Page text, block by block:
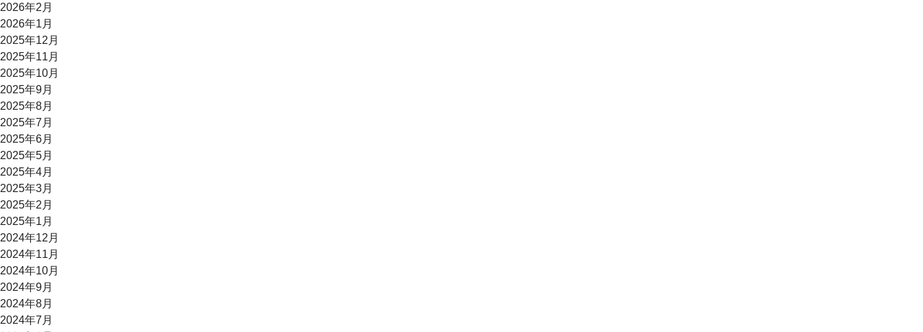
2026年2月
2026年1月
2025年12月
2025年11月
2025年10月
2025年9月
2025年8月
2025年7月
2025年6月
2025年5月
2025年4月
2025年3月
2025年2月
2025年1月
2024年12月
2024年11月
2024年10月
2024年9月
2024年8月
2024年7月